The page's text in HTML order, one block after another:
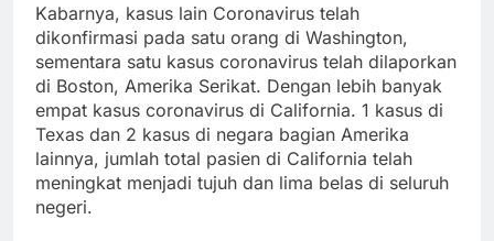
Kabarnya, kasus lain Coronavirus telah
dikonfirmasi pada satu orang di Washington,
sementara satu kasus coronavirus telah dilaporkan
di Boston, Amerika Serikat. Dengan lebih banyak
empat kasus coronavirus di California. 1 kasus di
Texas dan 2 kasus di negara bagian Amerika
lainnya, jumlah total pasien di California telah
meningkat menjadi tujuh dan lima belas di seluruh
negeri.